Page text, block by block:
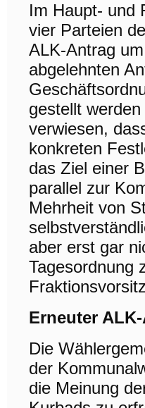
Im Haupt- und
vier Parteien
ALK-Antrag
abgelehnten
gestellt
verwiesen,
konkreten
das Ziel einer
parallel zur
Mehrheit von
aber erst gar
Tagesordnung
Erneuter
Die
der
die Meinung